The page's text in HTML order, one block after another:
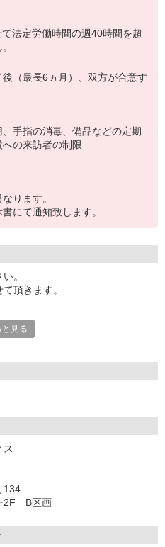
法定労働時間の週40時間を超
（最長6ヵ月）、双方が合意す
手指の消毒、備品などの定期
の来訪者の制限
ります。
にて通知致します。
。
頂きます。
と見る
ス
134
2F B区画